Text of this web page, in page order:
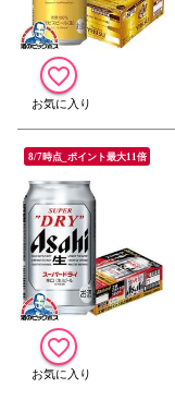
8/7時点_ポイント最大11倍